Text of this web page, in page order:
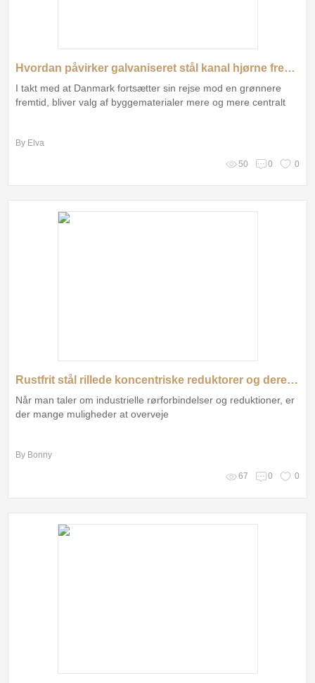
Hvordan påvirker galvaniseret stål kanal hjørne fremtiden for bæredygtigt byggeri i Danmark?
I takt med at Danmark fortsætter sin rejse mod en grønnere
fremtid, bliver valg af byggematerialer mere og mere centralt
By Elva
50 0 0
Rustfrit stål rillede koncentriske reduktorer og deres fordele
Når man taler om industrielle rørforbindelser og reduktioner, er
der mange muligheder at overveje
By Bonny
67 0 0